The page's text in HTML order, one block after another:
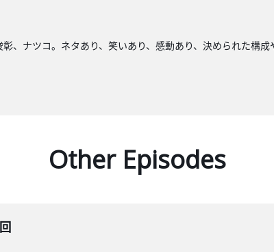
、ナツコ。ネタあり、笑いあり、感動あり、決められた構
Other Episodes